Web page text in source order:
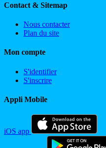
Contact & Sitemap
Nous contacter
Plan du site
Mon compte
S'identifier
S'inscrire
Appli Mobile
iOS app